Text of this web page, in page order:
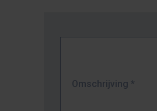
Omschrijving *